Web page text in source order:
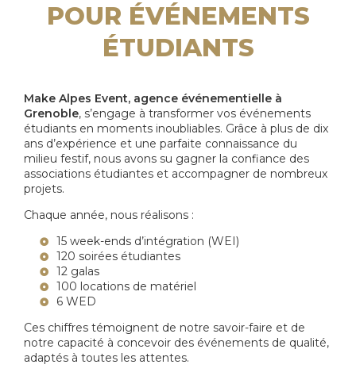
POUR ÉVÉNEMENTS
ÉTUDIANTS
Make Alpes Event, agence événementielle à
Grenoble, s’engage à transformer vos événements
étudiants en moments inoubliables. Grâce à plus de dix
ans d’expérience et une parfaite connaissance du
milieu festif, nous avons su gagner la confiance des
associations étudiantes et accompagner de nombreux
projets.
Chaque année, nous réalisons :
15 week-ends d’intégration (WEI)
120 soirées étudiantes
12 galas
100 locations de matériel
6 WED
Ces chiffres témoignent de notre savoir-faire et de
notre capacité à concevoir des événements de qualité,
adaptés à toutes les attentes.